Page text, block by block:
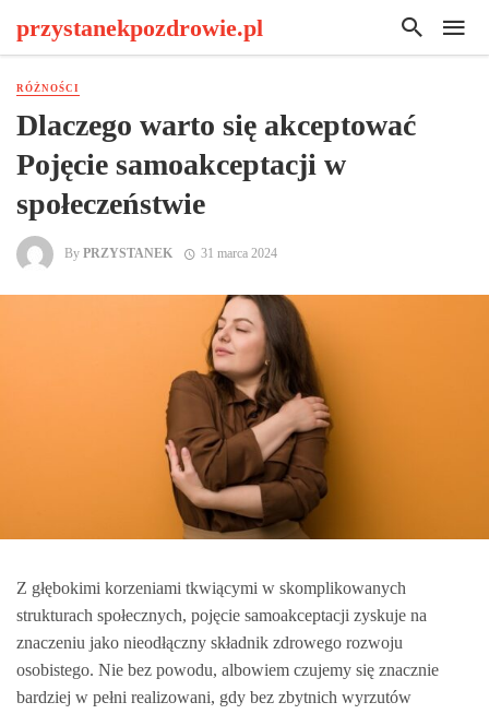
przystanekpozdrowie.pl
RÓŻNOŚCI
Dlaczego warto się akceptować
Pojęcie samoakceptacji w
społeczeństwie
By PRZYSTANEK 31 marca 2024
Z głębokimi korzeniami tkwiącymi w skomplikowanych
strukturach społecznych, pojęcie samoakceptacji zyskuje na
znaczeniu jako nieodłączny składnik zdrowego rozwoju
osobistego. Nie bez powodu, albowiem czujemy się znacznie
bardziej w pełni realizowani, gdy bez zbytnich wyrzutów